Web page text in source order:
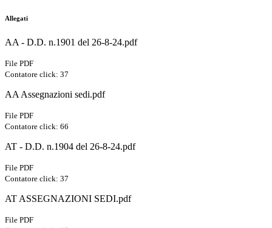
Allegati
AA - D.D. n.1901 del 26-8-24.pdf
File PDF
Contatore click: 37
AA Assegnazioni sedi.pdf
File PDF
Contatore click: 66
AT - D.D. n.1904 del 26-8-24.pdf
File PDF
Contatore click: 37
AT ASSEGNAZIONI SEDI.pdf
File PDF